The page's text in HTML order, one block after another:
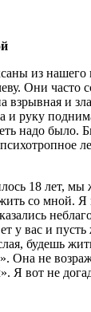
из нашего
Они часто
взрывная и
и руку
надо было.
18 лет,
со мной. Я
у вас и пусть
будешь
Она не
Я вот не